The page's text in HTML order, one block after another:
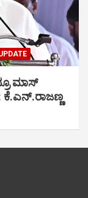
ಮಾಸ್
ಕೆ.ಎನ್.ರಾಜಣ್ಣ